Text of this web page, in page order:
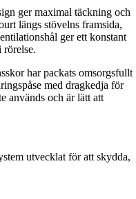
ger maximal täckning och
längs stövelns framsida,
ger ett konstant
rörelse.
har packats omsorgsfullt
med dragkedja för
används och är lätt att
utvecklat för att skydda,